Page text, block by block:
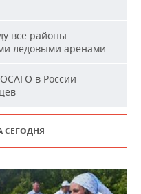
все районы
ледовыми аренами
в России
СЕГОДНЯ